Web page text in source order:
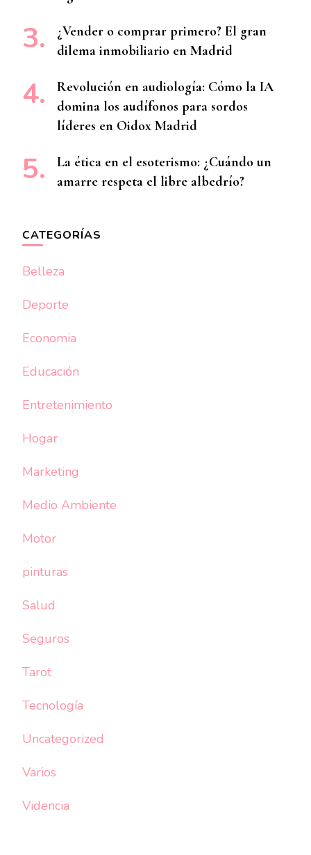
¿Vender o comprar primero? El gran
dilema inmobiliario en Madrid
Revolución en audiología: Cómo la IA
domina los audífonos para sordos
líderes en Oidox Madrid
La ética en el esoterismo: ¿Cuándo un
amarre respeta el libre albedrío?
CATEGORÍAS
Belleza
Deporte
Economia
Educación
Entretenimiento
Hogar
Marketing
Medio Ambiente
Motor
pinturas
Salud
Seguros
Tarot
Tecnología
Uncategorized
Varios
Videncia